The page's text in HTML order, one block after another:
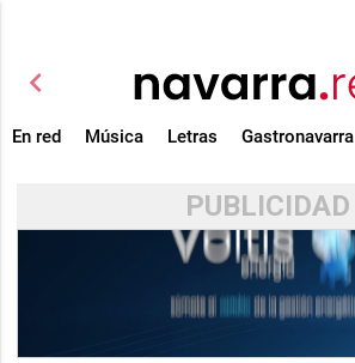
chevron_left
En red Música Letras Gastronavarra
PUBLICIDAD